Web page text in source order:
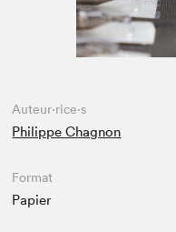
Auteur·rice·s
Philippe Chagnon
Format
Papier